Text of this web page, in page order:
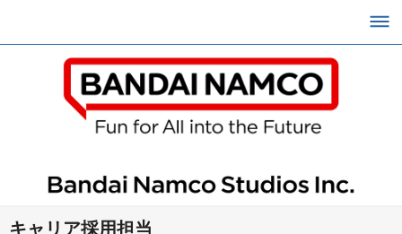
キャリア採用担当